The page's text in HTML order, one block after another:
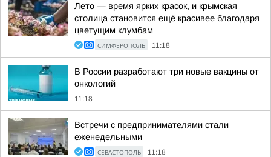
Лето — время ярких красок, и крымская
столица становится ещё красивее благодаря
цветущим клумбам
СИМФЕРОПОЛЬ 11:18
В России разработают три новые вакцины от
онкологий
11:18
Встречи с предпринимателями стали
еженедельными
СЕВАСТОПОЛЬ 11:18